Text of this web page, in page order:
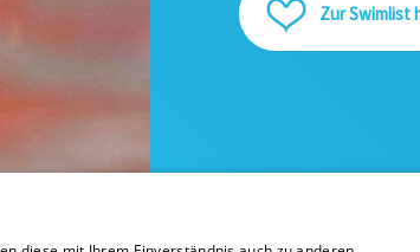
Zur Swimlist